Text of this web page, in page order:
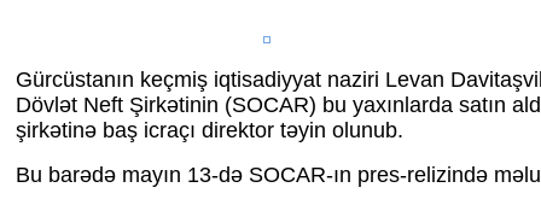
Gürcüstanın keçmiş iqtisadiyyat naziri Levan
Dövlət Neft Şirkətinin (SOCAR) bu yaxınlarda satın
şirkətinə baş icraçı direktor təyin olunub.
Bu barədə mayın 13-də SOCAR-ın pres-relizində